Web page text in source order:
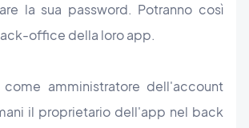
la sua password. Potranno così
office della loro app.
come amministratore dell'account
il proprietario dell'app nel back